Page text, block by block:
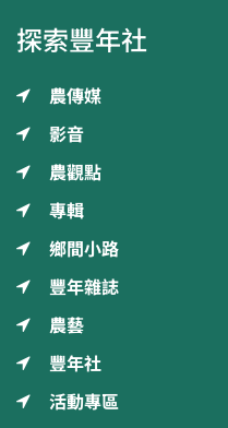
探索豐年社
農傳媒
影音
農觀點
專輯
鄉間小路
豐年雜誌
農藝
豐年社
活動專區